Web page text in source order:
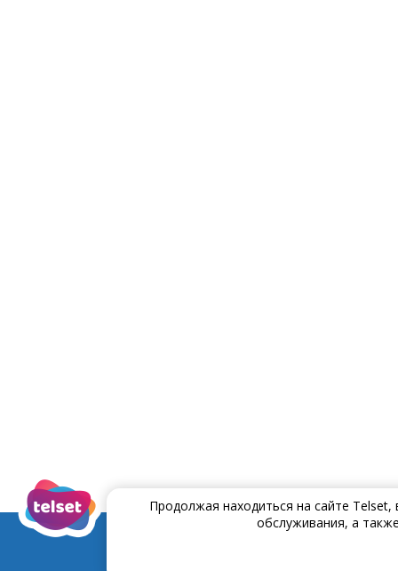
Продолжая находиться на сайте
обслуживания, а